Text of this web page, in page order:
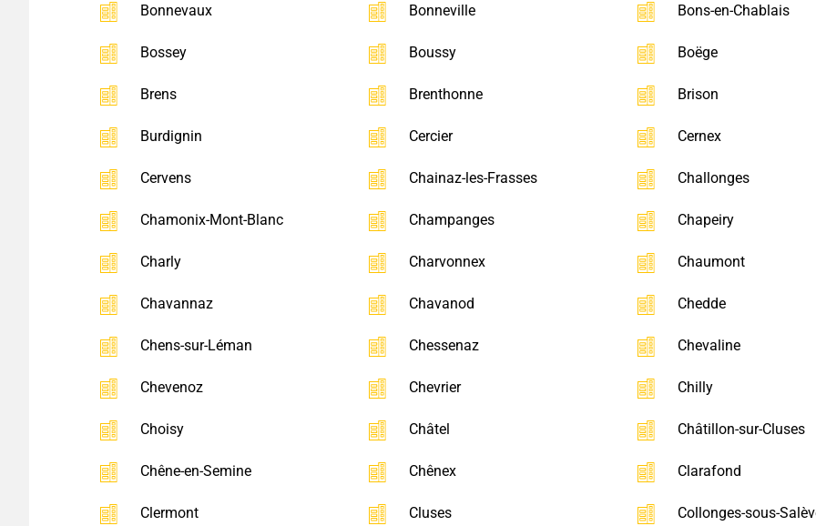
Bonnevaux Bonneville Bons-en-Chablais
Bossey Boussy Boëge
Brens Brenthonne Brison
Burdignin Cercier Cernex
Cervens Chainaz-les-Frasses Challonges
Chamonix-Mont-Blanc Champanges Chapeiry
Charly Charvonnex Chaumont
Chavannaz Chavanod Chedde
Chens-sur-Léman Chessenaz Chevaline
Chevenoz Chevrier Chilly
Choisy Châtel Châtillon-sur-Cluses
Chêne-en-Semine Chênex Clarafond
Clermont Cluses Collonges-sous-